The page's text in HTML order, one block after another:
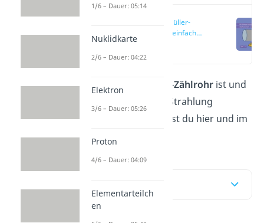
Geiger-Müller-
Zählrohr einfach
Was ein Geiger-Müller-Zählrohr ist und
wie damit radioaktive Strahlung
gemessen wird, erfährst du hier und im
Video
dazu!
1/6 – Dauer: 05:14
Nuklidkarte
2/6 – Dauer: 04:22
Elektron
3/6 – Dauer: 05:26
Proton
4/6 – Dauer: 04:09
Elementarteilch
en